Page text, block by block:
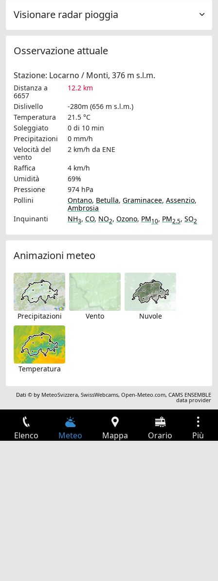
Visionare radar pioggia
Osservazione attuale
Stazione: Locarno / Monti, 376 m s.l.m.
Distanza a
6657
12.2 km
Dislivello
-280m (656 m s.l.m.)
Temperatura
21.5 °C
Soleggiato
0 di 10 min
Precipitazioni
0 mm/h
Velocità del
vento
2 km/h da ENE
Raffica
4 km/h
Umidità
69%
Pressione
974 hPa
Pollini
Ontano, Betulla, Graminacee, Assenzio,
Ambrosia
Inquinanti
NH3, CO, NO2, Ozono, PM10, PM2.5, SO2
Animazioni meteo
Precipitazioni Vento Nuvole
Temperatura
Dati © by MeteoSvizzera,SwissWebcams,Open-Meteo.com,CAMS ENSEMBLE
data provider
Elenco Meteo Mappa Orario Più